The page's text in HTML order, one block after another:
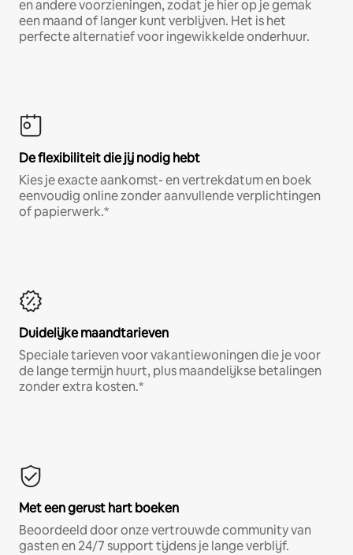
en andere voorzieningen, zodat je hier op je gemak
een maand of langer kunt verblijven. Het is het
perfecte alternatief voor ingewikkelde onderhuur.
De flexibiliteit die jij nodig hebt
Kies je exacte aankomst- en vertrekdatum en boek
eenvoudig online zonder aanvullende verplichtingen
of papierwerk.*
Duidelijke maandtarieven
Speciale tarieven voor vakantiewoningen die je voor
de lange termijn huurt, plus maandelijkse betalingen
zonder extra kosten.*
Met een gerust hart boeken
Beoordeeld door onze vertrouwde community van
gasten en 24/7 support tijdens je lange verblijf.